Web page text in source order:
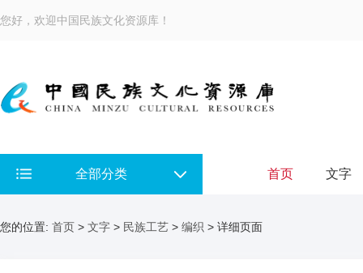
您好，欢迎中国民族文化资源库！
全部分类 首页 文字
您的位置: 首页 > 文字 > 民族工艺 > 编织 > 详细页面